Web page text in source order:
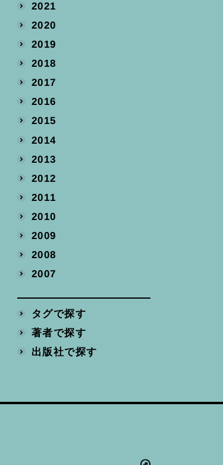
2021
2020
2019
2018
2017
2016
2015
2014
2013
2012
2011
2010
2009
2008
2007
タグで探す
著者で探す
出版社で探す